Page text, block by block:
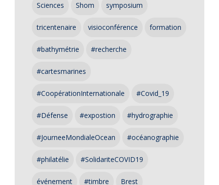
Sciences Shom symposium
tricentenaire visioconférence formation
#bathymétrie #recherche
#cartesmarines
#CoopérationInternationale #Covid_19
#Défense #expostion #hydrographie
#JourneeMondialeOcean #océanographie
#philatélie #SolidariteCOVID19
événement #timbre Brest